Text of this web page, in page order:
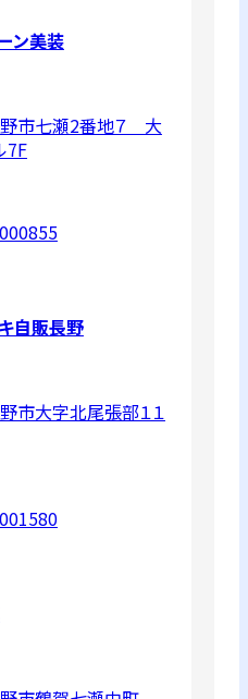
ン美装
市七瀬2番地７ 大
7F
自販長野
市大字北尾張部１１